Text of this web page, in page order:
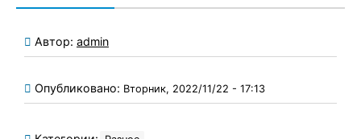
Автор: admin
Опубликовано: Вторник, 2022/11/22 - 17:13